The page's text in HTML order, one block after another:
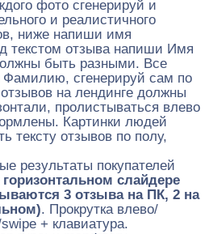
фото сгенерируй и
и реалистичного
ниже напиши имя
текстом отзыва напиши Имя
быть разными. Все
сгенерируй сам по
на лендинге должны
пролистываться влево
Картинки людей
тексту отзывов по полу,
результаты покупателей
слайдере
3 отзыва на ПК, 2 на
. Прокрутка влево/
+ клавиатура.